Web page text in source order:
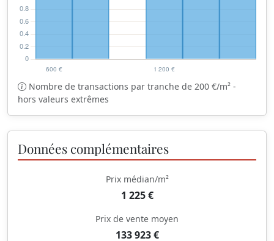
Nombre de transactions par tranche de 200 €/m² -
hors valeurs extrêmes
Données complémentaires
Prix médian/m²
1 225 €
Prix de vente moyen
133 923 €